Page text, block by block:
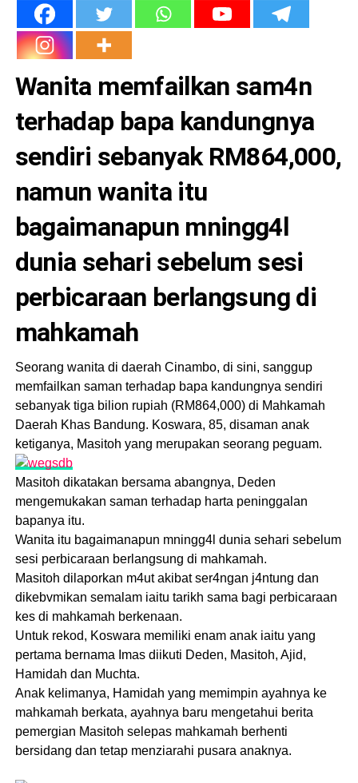
Wanita memfailkan sam4n
terhadap bapa kandungnya
sendiri sebanyak RM864,000,
namun wanita itu
bagaimanapun mningg4l
dunia sehari sebelum sesi
perbicaraan berlangsung di
mahkamah
Seorang wanita di daerah Cinambo, di sini, sanggup
memfailkan saman terhadap bapa kandungnya sendiri
sebanyak tiga bilion rupiah (RM864,000) di Mahkamah
Daerah Khas Bandung. Koswara, 85, disaman anak
ketiganya, Masitoh yang merupakan seorang peguam.
Masitoh dikatakan bersama abangnya, Deden
mengemukakan saman terhadap harta peninggalan
bapanya itu.
Wanita itu bagaimanapun mningg4l dunia sehari sebelum
sesi perbicaraan berlangsung di mahkamah.
Masitoh dilaporkan m4ut akibat ser4ngan j4ntung dan
dikebvmikan semalam iaitu tarikh sama bagi perbicaraan
kes di mahkamah berkenaan.
Untuk rekod, Koswara memiliki enam anak iaitu yang
pertama bernama Imas diikuti Deden, Masitoh, Ajid,
Hamidah dan Muchta.
Anak kelimanya, Hamidah yang memimpin ayahnya ke
mahkamah berkata, ayahnya baru mengetahui berita
pemergian Masitoh selepas mahkamah berhenti
bersidang dan tetap menziarahi pusara anaknya.